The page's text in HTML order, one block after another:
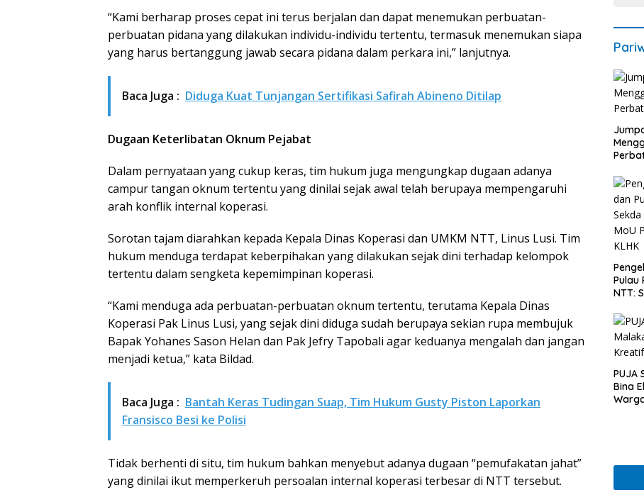
“Kami berharap proses cepat ini terus berjalan dan dapat menemukan perbuatan-
perbuatan pidana yang dilakukan individu-individu tertentu, termasuk menemukan siapa
yang harus bertanggung jawab secara pidana dalam perkara ini,” lanjutnya.
Baca Juga : Diduga Kuat Tunjangan Sertifikasi Safirah Abineno Ditilap
Dugaan Keterlibatan Oknum Pejabat
Dalam pernyataan yang cukup keras, tim hukum juga mengungkap dugaan adanya
campur tangan oknum tertentu yang dinilai sejak awal telah berupaya mempengaruhi
arah konflik internal koperasi.
Sorotan tajam diarahkan kepada Kepala Dinas Koperasi dan UMKM NTT, Linus Lusi. Tim
hukum menduga terdapat keberpihakan yang dilakukan sejak dini terhadap kelompok
tertentu dalam sengketa kepemimpinan koperasi.
“Kami menduga ada perbuatan-perbuatan oknum tertentu, terutama Kepala Dinas
Koperasi Pak Linus Lusi, yang sejak dini diduga sudah berupaya sekian rupa membujuk
Bapak Yohanes Sason Helan dan Pak Jefry Tapobali agar keduanya mengalah dan jangan
menjadi ketua,” kata Bildad.
Baca Juga : Bantah Keras Tudingan Suap, Tim Hukum Gusty Piston Laporkan
Fransisco Besi ke Polisi
Tidak berhenti di situ, tim hukum bahkan menyebut adanya dugaan “pemufakatan jahat”
yang dinilai ikut memperkeruh persoalan internal koperasi terbesar di NTT tersebut.
Pulau
NTT:
KLHK
PUJA
Bina